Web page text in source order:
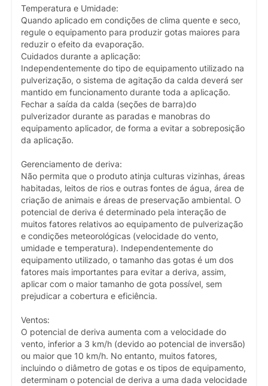
Temperatura e Umidade:
Quando aplicado em condições de clima quente e seco,
regule o equipamento para produzir gotas maiores para
reduzir o efeito da evaporação.
Cuidados durante a aplicação:
Independentemente do tipo de equipamento utilizado na
pulverização, o sistema de agitação da calda deverá ser
mantido em funcionamento durante toda a aplicação.
Fechar a saída da calda (seções de barra)do
pulverizador durante as paradas e manobras do
equipamento aplicador, de forma a evitar a sobreposição
da aplicação.
Gerenciamento de deriva:
Não permita que o produto atinja culturas vizinhas, áreas
habitadas, leitos de rios e outras fontes de água, área de
criação de animais e áreas de preservação ambiental. O
potencial de deriva é determinado pela interação de
muitos fatores relativos ao equipamento de pulverização
e condições meteorológicas (velocidade do vento,
umidade e temperatura). Independentemente do
equipamento utilizado, o tamanho das gotas é um dos
fatores mais importantes para evitar a deriva, assim,
aplicar com o maior tamanho de gota possível, sem
prejudicar a cobertura e eficiência.
Ventos:
O potencial de deriva aumenta com a velocidade do
vento, inferior a 3 km/h (devido ao potencial de inversão)
ou maior que 10 km/h. No entanto, muitos fatores,
incluindo o diâmetro de gotas e os tipos de equipamento,
determinam o potencial de deriva a uma dada velocidade